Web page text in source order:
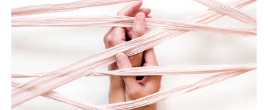
Cybermobbing und Cyberstalking
Bündnis gegen Cybermobbing (Abruf vom
08.06.2026):
Mobbing und Cybermobbing bei
Erwachsenen
Jugendschutz (Abruf vom 08.06.2026):